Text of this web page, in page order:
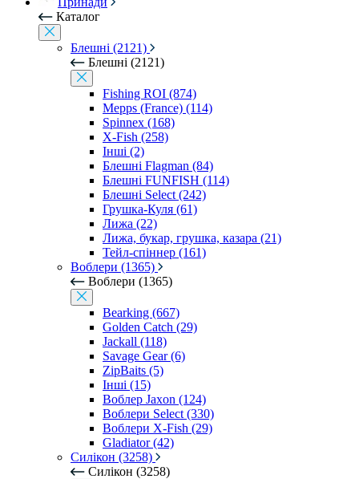
Каталог
Блешні (2121)
Блешні (2121)
Fishing ROI (874)
Mepps (France) (114)
Spinnex (168)
X-Fish (258)
Інші (2)
Блешні Flagman (84)
Блешні FUNFISH (114)
Блешні Select (242)
Грушка-Куля (61)
Лижа (22)
Лижа, букар, грушка, казара (21)
Тейл-спіннер (161)
Воблери (1365)
Воблери (1365)
Bearking (667)
Golden Catch (29)
Jackall (118)
Savage Gear (6)
ZipBaits (5)
Інші (15)
Воблер Jaxon (124)
Воблери Select (330)
Воблери X-Fish (29)
Gladiator (42)
Силікон (3258)
Силікон (3258)